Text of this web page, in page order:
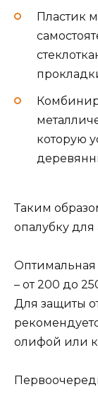
Пластик
которую
Таким
опалубку
Оптимальная
– от 200 до
Для защиты
олифой или